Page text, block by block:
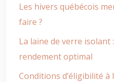
Les hivers québécois
faire ?
La laine de verre
rendement optimal
Conditions d’éligibilité à